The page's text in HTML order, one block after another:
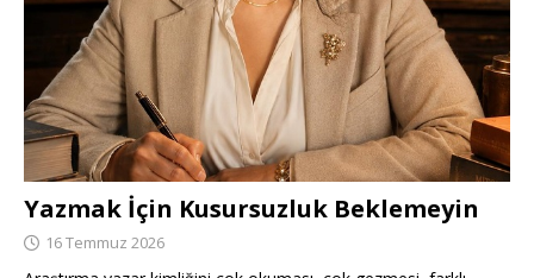
Yazmak İçin Kusursuzluk Beklemeyin
16 Temmuz 2026